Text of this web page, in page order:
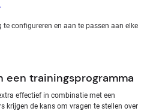
configureren en aan te passen aan elke
een trainingsprogramma
effectief in combinatie met een
krijgen de kans om vragen te stellen over